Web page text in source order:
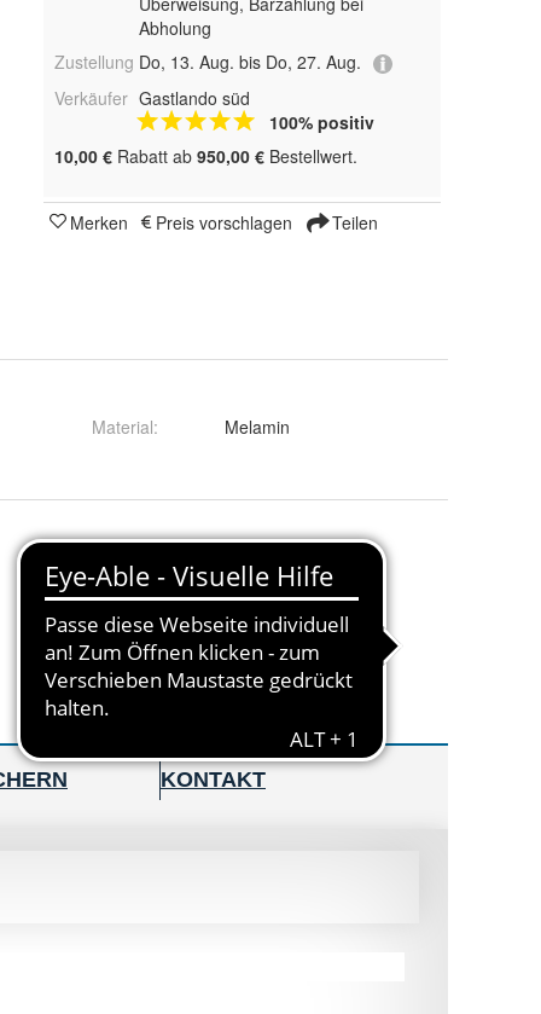
Abholung
Zustellung Do, 13. Aug. bis Do, 27. Aug.
Verkäufer Gastlando süd
100% positiv
10,00 € Rabatt ab 950,00 € Bestellwert.
Merken Preis vorschlagen Teilen
Material: Melamin